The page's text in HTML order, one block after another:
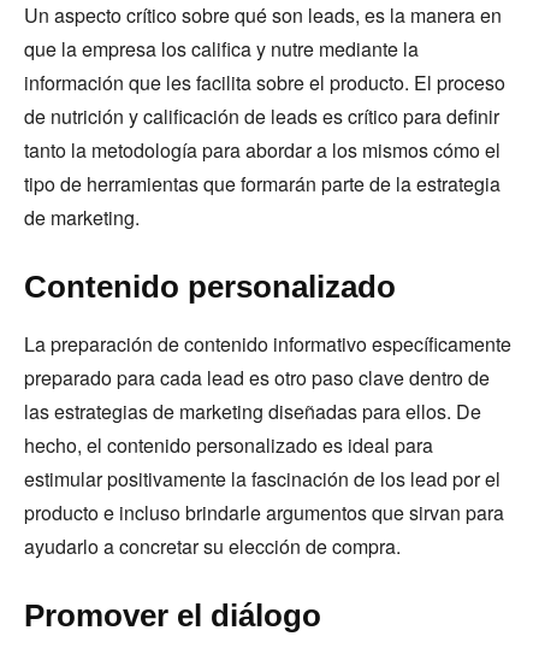
Un aspecto crítico sobre qué son leads, es la manera en
que la empresa los califica y nutre mediante la
información que les facilita sobre el producto. El proceso
de nutrición y calificación de leads es crítico para definir
tanto la metodología para abordar a los mismos cómo el
tipo de herramientas que formarán parte de la estrategia
de marketing.
Contenido personalizado
La preparación de contenido informativo específicamente
preparado para cada lead es otro paso clave dentro de
las estrategias de marketing diseñadas para ellos. De
hecho, el contenido personalizado es ideal para
estimular positivamente la fascinación de los lead por el
producto e incluso brindarle argumentos que sirvan para
ayudarlo a concretar su elección de compra.
Promover el diálogo